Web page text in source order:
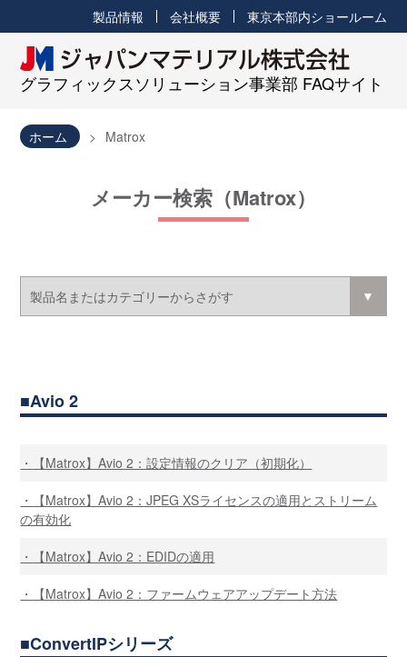
グラフィックスソリューション事業部 FAQサイト
製品情報 会社概要 東京本部内ショールーム
ホーム Matrox
メーカー検索（Matrox）
Avio 2
【Matrox】Avio 2：設定情報のクリア（初期化）
【Matrox】Avio 2：JPEG XSライセンスの適用とストリーム
の有効化
【Matrox】Avio 2：EDIDの適用
【Matrox】Avio 2：ファームウェアアップデート方法
ConvertIPシリーズ